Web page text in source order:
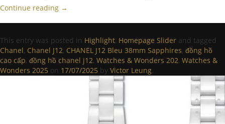
Continue reading →
This entry was posted in Highlight, Homepage Slider and tagged
Chanel, Chanel J12, CHANEL J12 Bleu 38mm Sapphires, đồng hồ
cao cấp, đồng hồ chanel j12, Watches & Wonders 202, Watches &
Wonders 2025 on 17/07/2025 by Victor Leung.